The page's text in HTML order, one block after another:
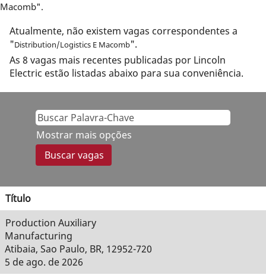
Macomb".
Atualmente, não existem vagas correspondentes a
"Distribution/Logistics E Macomb".
As 8 vagas mais recentes publicadas por Lincoln
Electric estão listadas abaixo para sua conveniência.
Mostrar mais opções
Título
Production Auxiliary
Manufacturing
Atibaia, Sao Paulo, BR, 12952-720
5 de ago. de 2026